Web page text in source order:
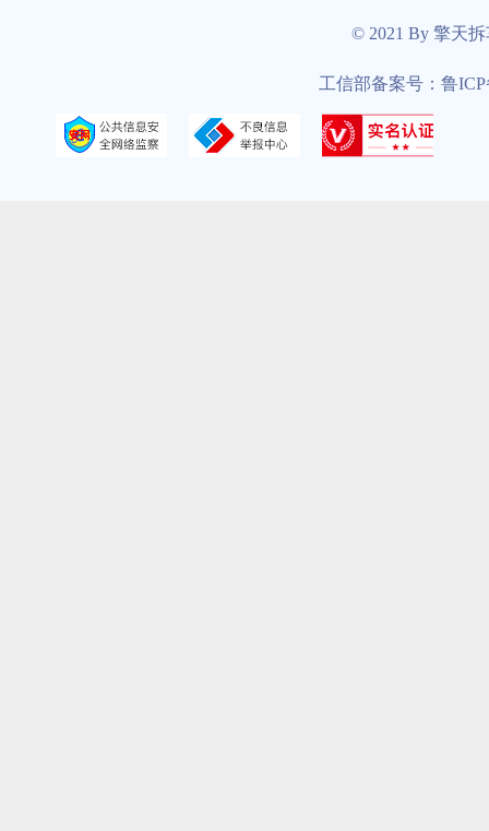
© 2021 By 擎天
工信部备案号：鲁